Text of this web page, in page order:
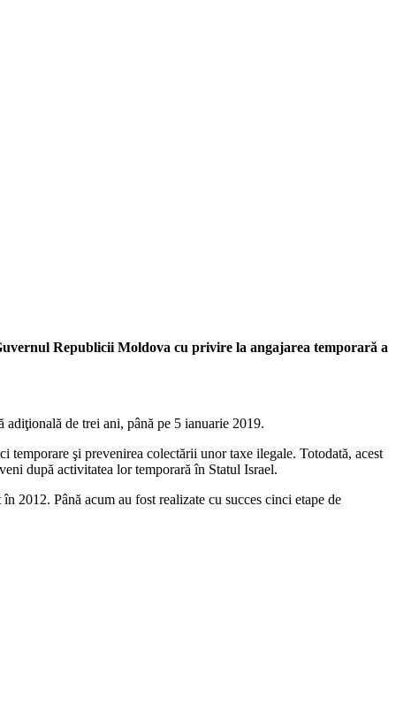
Republicii Moldova cu privire la angajarea temporară a
de trei ani, până pe 5 ianuarie 2019.
temporare şi prevenirea colectării unor taxe ilegale. Totodată, acest
după activitatea lor temporară în Statul Israel.
2012. Până acum au fost realizate cu succes cinci etape de